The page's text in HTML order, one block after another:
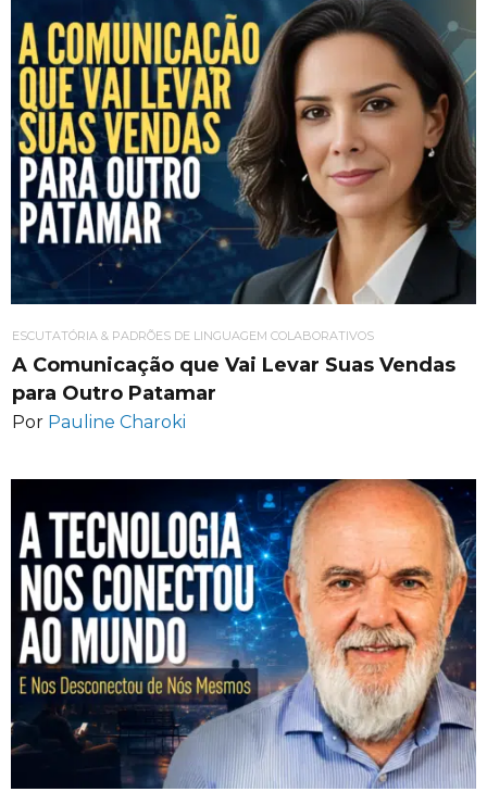
ESCUTATÓRIA & PADRÕES DE LINGUAGEM COLABORATIVOS
A Comunicação que Vai Levar Suas Vendas
para Outro Patamar
Por Pauline Charoki